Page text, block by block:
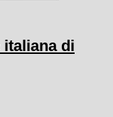
italiana di